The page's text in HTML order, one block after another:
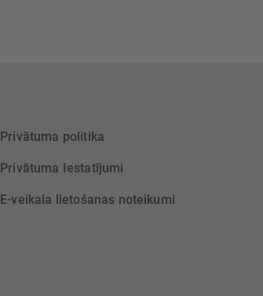
Privātuma politika
Privātuma Iestatījumi
E-veikala lietošanas noteikumi